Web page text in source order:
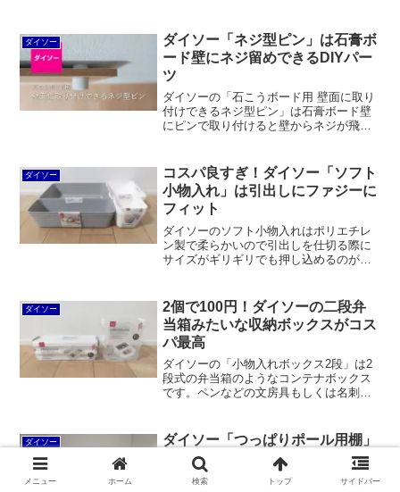
「キズが超小さいフック」と比較すると
ちょっとステープルが打ちにくい気がし
ますが、100均で手軽に使えるのはうれし
いですね。
ダイソー
ダイソー「ネジ型ピン」は石膏ボ
ード壁にネジ留めできるDIYパー
ツ
ダイソーの「石こうボード用 壁面に取り
付けできるネジ型ピン」は石膏ボード壁
にピンで取り付けると壁からネジが飛び
（袋ネジ）で固定するDIYパーツです。八
幡ねじの「金具用石こうピンLONG」と
比較すると信頼性に欠けるものの、コス
パが高いことが魅力です。
ダイソー
コスパ良すぎ！ダイソー「ソフト
小物入れ」は引出しにファジーに
フィット
ダイソーのソフト小物入れはポリエチレ
ン製で柔らかいので引出しを仕切る際に
サイズがギリギリでも押し込めるのがメ
入れ子にすることでより細かく仕切るこ
ともできます。そして何よりコスパが素
晴らしいです。
ダイソー
2個で100円！ダイソーの二段弁
当箱みたいな収納ボックスがコス
パ最高
ダイソーの「小物入れボックス2段」は2
段式の弁当箱のようなコンテナボックス
です。ペンなどの文房具もしくは名刺の
何を収めたら良いか分かりにくく、コス
パも微妙かもしれません。
ダイソー
ダイソー「つっぱりポール用棚」
は耐荷重ないけど安くてスッキリ
良い感じ
メニュー ホーム 検索 トップ サイドバー